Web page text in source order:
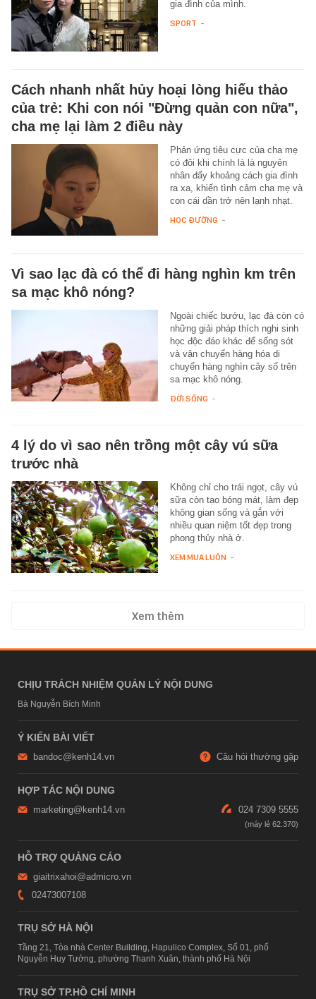
gia đình của mình.
SPORT -
Cách nhanh nhất hủy hoại lòng hiếu thảo
của trẻ: Khi con nói "Đừng quản con nữa",
cha mẹ lại làm 2 điều này
Phản ứng tiêu cực của cha mẹ
có đôi khi chính là là nguyên
nhân đẩy khoảng cách gia đình
ra xa, khiến tình cảm cha mẹ và
con cái dần trở nên lạnh nhạt.
HỌC ĐƯỜNG -
Vì sao lạc đà có thể đi hàng nghìn km trên
sa mạc khô nóng?
Ngoài chiếc bướu, lạc đà còn có
những giải pháp thích nghi sinh
học độc đáo khác để sống sót
và vận chuyển hàng hóa di
chuyển hàng nghìn cây số trên
sa mạc khô nóng.
ĐỜI SỐNG -
4 lý do vì sao nên trồng một cây vú sữa
trước nhà
Không chỉ cho trái ngọt, cây vú
sữa còn tạo bóng mát, làm đẹp
không gian sống và gắn với
nhiều quan niệm tốt đẹp trong
phong thủy nhà ở.
XEM MUA LUÔN -
Xem thêm
CHỊU TRÁCH NHIỆM QUẢN LÝ NỘI DUNG
Bà Nguyễn Bích Minh
Ý KIẾN BÀI VIẾT
bandoc@kenh14.vn Câu hỏi thường gặp
HỢP TÁC NỘI DUNG
marketing@kenh14.vn 024 7309 5555
HỖ TRỢ QUẢNG CÁO
giaitrixahoi@admicro.vn
02473007108
TRỤ SỞ HÀ NỘI
Tầng 21, Tòa nhà Center Building, Hapulico Complex, Số 01, phố
Nguyễn Huy Tưởng, phường Thanh Xuân, thành phố Hà Nội
TRỤ SỞ TP.HỒ CHÍ MINH